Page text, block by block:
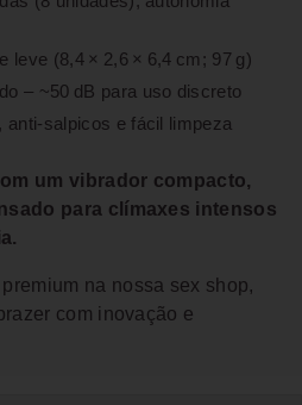
leve (8,4 × 2,6 × 6,4 cm; 97 g)
– ~50 dB para uso discreto
anti‑salpicos e fácil limpeza
um vibrador compacto,
para clímaxes intensos
na nossa sex shop,
com inovação e